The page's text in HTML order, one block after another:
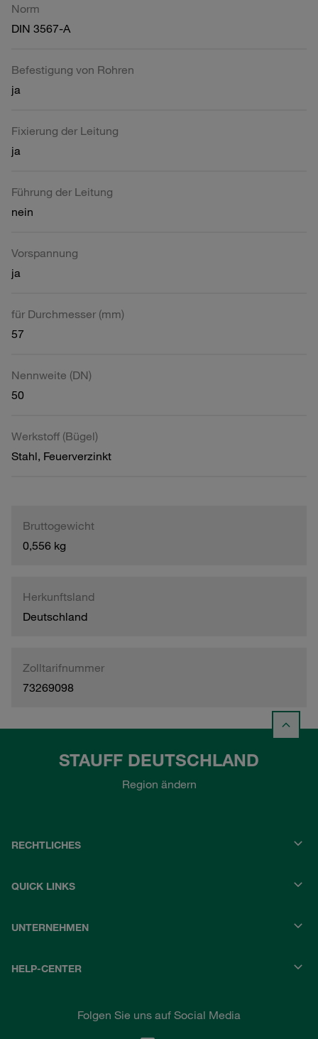
Norm
DIN 3567-A
Befestigung von Rohren
ja
Fixierung der Leitung
ja
Führung der Leitung
nein
Vorspannung
ja
für Durchmesser (mm)
57
Nennweite (DN)
50
Werkstoff (Bügel)
Stahl, Feuerverzinkt
Bruttogewicht
0,556 kg
Herkunftsland
Deutschland
Zolltarifnummer
73269098
STAUFF DEUTSCHLAND
Region ändern
RECHTLICHES
QUICK LINKS
UNTERNEHMEN
HELP-CENTER
Folgen Sie uns auf Social Media